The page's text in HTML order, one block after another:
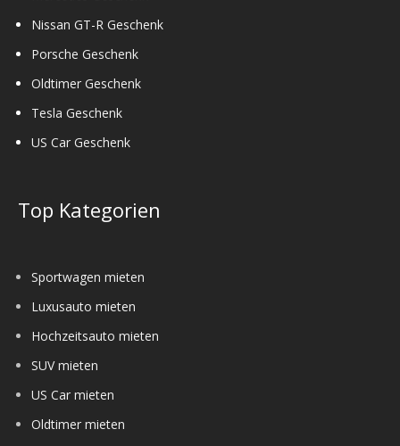
Nissan GT-R Geschenk
Porsche Geschenk
Oldtimer Geschenk
Tesla Geschenk
US Car Geschenk
Top Kategorien
Sportwagen mieten
Luxusauto mieten
Hochzeitsauto mieten
SUV mieten
US Car mieten
Oldtimer mieten